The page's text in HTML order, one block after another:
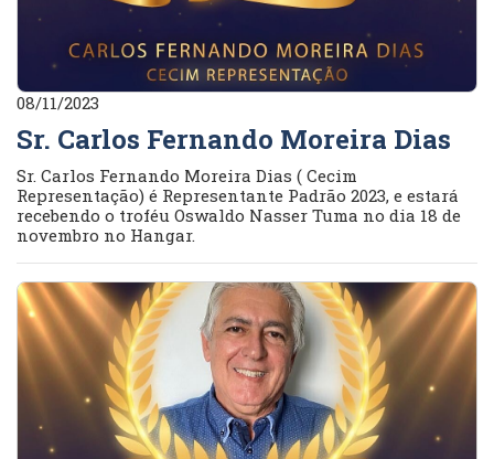
08/11/2023
Sr. Carlos Fernando Moreira Dias
Sr. Carlos Fernando Moreira Dias ( Cecim
Representação) é Representante Padrão 2023, e estará
recebendo o troféu Oswaldo Nasser Tuma no dia 18 de
novembro no Hangar.